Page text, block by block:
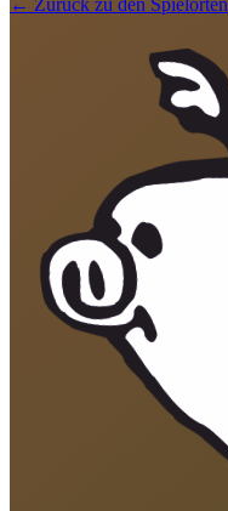
← Zurück zu den Spielorten